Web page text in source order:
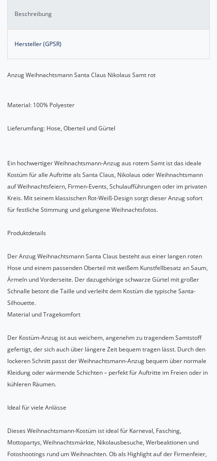
Beschreibung
Hersteller (GPSR)
Anzug Weihnachtsmann Santa Claus Nikolaus Samt rot
Material: 100% Polyester
Lieferumfang: Hose, Oberteil und Gürtel
Ein hochwertiger Weihnachtsmann-Anzug aus rotem Samt ist das ideale
Kostüm für alle Auftritte als Santa Claus, Nikolaus oder Weihnachtsmann
auf Weihnachtsfeiern, Firmen-Events, Schulaufführungen oder im privaten
Kreis. Mit seinem klassischen Rot-Weiß-Design sorgt dieser Anzug sofort
für festliche Stimmung und gelungene Weihnachtsfotos.
Produktdetails
Der Anzug Weihnachtsmann Santa Claus besteht aus einer langen roten
Hose und einem passenden Oberteil mit weißem Kunstfellbesatz an Saum,
Ärmeln und Vorderseite. Der dazugehörige schwarze Gürtel mit großer
Schnalle betont die Taille und verleiht dem Kostüm die typische Santa-
Silhouette.
Material und Tragekomfort
Der Kostüm-Anzug ist aus weichem, angenehm zu tragendem Samtstoff
gefertigt, der sich auch über längere Zeit bequem tragen lässt. Durch den
lockeren Schnitt passt der Weihnachtsmann-Anzug bequem über normale
Kleidung oder wärmende Schichten – perfekt für Auftritte im Freien oder in
kühleren Räumen.
Ideal für viele Anlässe
Dieses Weihnachtsmann-Kostüm ist ideal für Karneval, Fasching,
Mottopartys, Weihnachtsmärkte, Nikolausbesuche, Werbeaktionen und
Fotoshootings rund um Weihnachten. Ob als Highlight auf der Firmenfeier,